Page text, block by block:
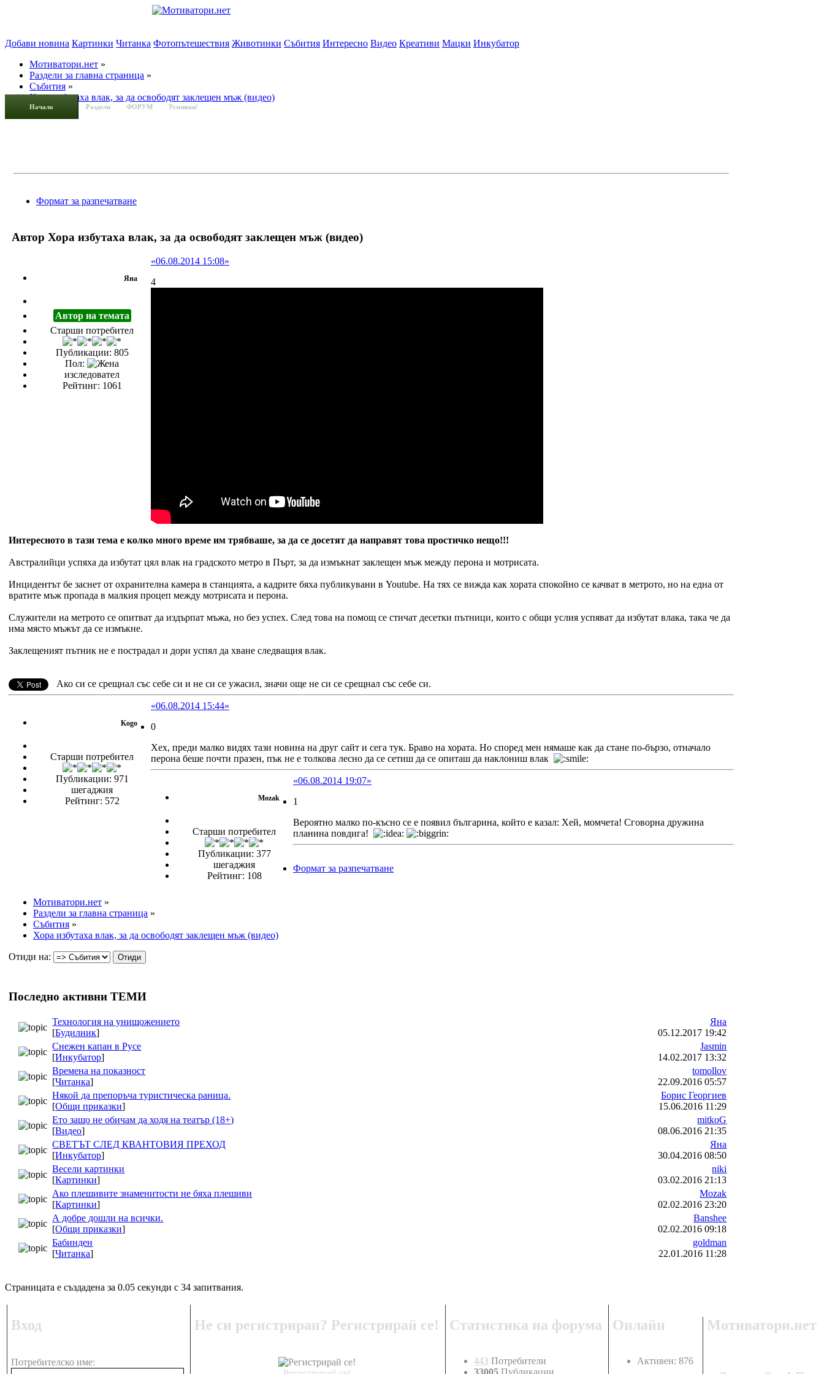
Начало Раздели ФОРУМ Усмивки!
Добави новина Картинки Читанка Фотопътешествия Животинки Събития Интересно Видео Креативи Мацки Инкубатор
Мотиватори.нет »
Раздели за главна страница »
Събития »
Хора избутаха влак, за да освободят заклещен мъж (видео)
Формат за разпечатване
Автор Хора избутаха влак, за да освободят заклещен мъж (видео)
Яна
Автор на темата
Старши потребител
Публикации: 805
Пол:
изследовател
Рейтинг: 1061
«06.08.2014 15:08»
4
Интересното в тази тема е колко много време им трябваше, за да се досетят да направят това простичко нещо!!!
Австралийци успяха да избутат цял влак на градското метро в Пърт, за да измъкнат заклещен мъж между перона и мотрисата.
Инцидентът бе заснет от охранителна камера в станцията, а кадрите бяха публикувани в Youtube. На тях се вижда как хората спокойно се качват в метрото, но на една от
вратите мъж пропада в малкия процеп между мотрисата и перона.
Служители на метрото се опитват да издърпат мъжа, но без успех. След това на помощ се стичат десетки пътници, които с общи услия успяват да избутат влака, така че да
има място мъжът да се измъкне.
Заклещеният пътник не е пострадал и дори успял да хване следващия влак.
Ако си се срещнал със себе си и не си се ужасил, значи още не си се срещнал със себе си.
Kogo
Старши потребител
Публикации: 971
шегаджия
Рейтинг: 572
«06.08.2014 15:44»
0
Хех, преди малко видях тази новина на друг сайт и сега тук. Браво на хората. Но според мен нямаше как да стане по-бързо, отначало
перона беше почти празен, пък не е толкова лесно да се сетиш да се опиташ да наклониш влак
Mozak
Старши потребител
Публикации: 377
шегаджия
Рейтинг: 108
«06.08.2014 19:07»
1
Вероятно малко по-късно се е появил българина, който е казал: Хей, момчета! Сговорна дружина
планина повдига!
Формат за разпечатване
Мотиватори.нет »
Раздели за главна страница »
Събития »
Хора избутаха влак, за да освободят заклещен мъж (видео)
Отиди на:
Последно активни ТЕМИ
Технология на унищожението
[Будилник]
Яна
05.12.2017 19:42
Снежен капан в Русе
[Инкубатор]
Jasmin
14.02.2017 13:32
Времена на показност
[Читанка]
tomollov
22.09.2016 05:57
Някой да препоръча туристическа раница.
[Общи приказки]
Борис Георгиев
15.06.2016 11:29
Ето защо не обичам да ходя на театър (18+)
[Видео]
mitkoG
08.06.2016 21:35
СВЕТЪТ СЛЕД КВАНТОВИЯ ПРЕХОД
[Инкубатор]
Яна
30.04.2016 08:50
Весели картинки
[Картинки]
niki
03.02.2016 21:13
Ако плешивите знаменитости не бяха плешиви
[Картинки]
Mozak
02.02.2016 23:20
А добре дошли на всички.
[Общи приказки]
Banshee
02.02.2016 09:18
Бабинден
[Читанка]
goldman
22.01.2016 11:28
Страницата е създадена за 0.05 секунди с 34 запитвания.
Вход
Потребителско име:
Не си регистриран? Регистрирай се! Статистика на форума
443 Потребители
Онлайн
Активен: 876
Мотиватори.нет